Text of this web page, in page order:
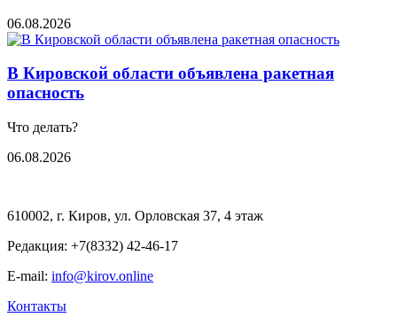
06.08.2026
В Кировской области объявлена ракетная
опасность
Что делать?
06.08.2026
610002, г. Киров, ул. Орловская 37, 4 этаж
Редакция: +7(8332) 42-46-17
E-mail: info@kirov.online
Контакты